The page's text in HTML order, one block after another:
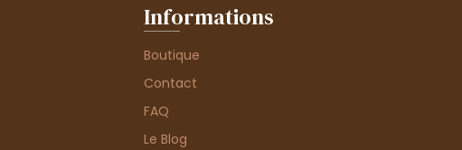
Informations
Boutique
Contact
FAQ
Le Blog